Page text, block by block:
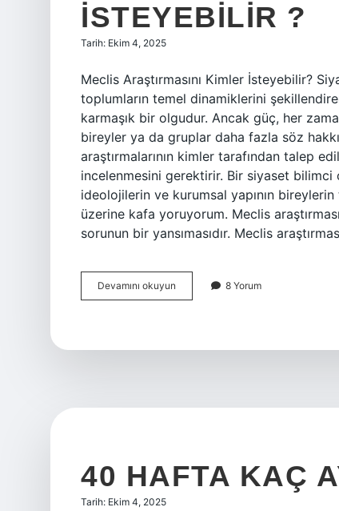
ISTEYEBILIR ?
Tarih: Ekim 4, 2025
Meclis Araştırmasını Kimler İsteyebilir?
toplumların temel dinamiklerini
karmaşık bir olgudur. Ancak güç, her
bireyler ya da gruplar daha fazla söz
araştırmalarının kimler tarafından talep
incelenmesini gerektirir. Bir siyaset
ideolojilerin ve kurumsal yapının
üzerine kafa yoruyorum. Meclis
sorunun bir yansımasıdır. Meclis
Devamını okuyun
araştırmasını
8 Yorum
40 HAFTA KAÇ
Tarih: Ekim 4, 2025